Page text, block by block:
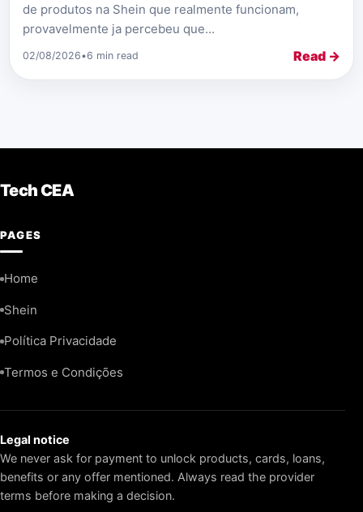
de produtos na Shein que realmente funcionam,
provavelmente ja percebeu que...
02/08/2026•6 min read Read →
Tech CEA
PAGES
Home
Shein
Política Privacidade
Termos e Condições
Legal notice
We never ask for payment to unlock products, cards, loans,
benefits or any offer mentioned. Always read the provider
terms before making a decision.